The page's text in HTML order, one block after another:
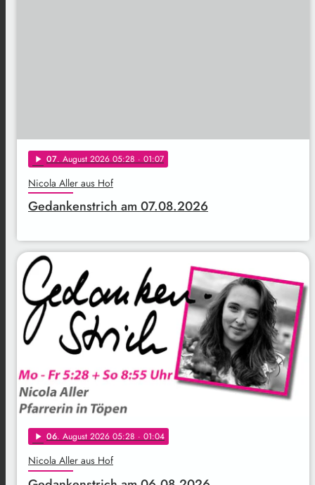
play_arrow 07. August 2026 05:28 · 01:07
Nicola Aller aus Hof
Gedankenstrich am 07.08.2026
play_arrow 06. August 2026 05:28 · 01:04
Nicola Aller aus Hof